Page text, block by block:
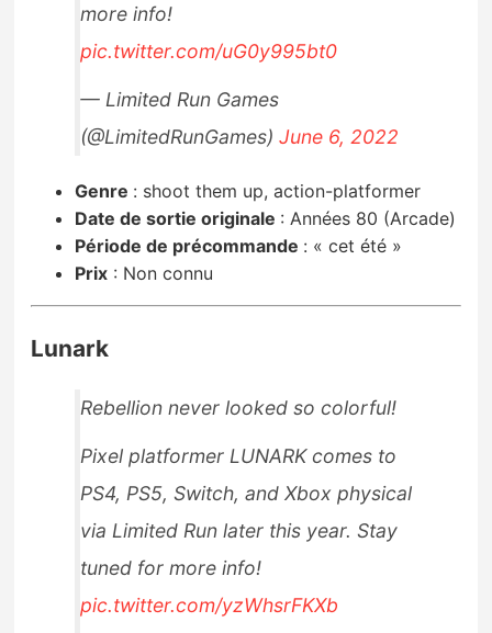
more info!
pic.twitter.com/uG0y995bt0
— Limited Run Games
(@LimitedRunGames)June 6, 2022
Genre : shoot them up, action-platformer
Date de sortie originale : Années 80 (Arcade)
Période de précommande : « cet été »
Prix : Non connu
Lunark
Rebellion never looked so colorful!
Pixel platformer LUNARK comes to
PS4, PS5, Switch, and Xbox physical
via Limited Run later this year. Stay
tuned for more info!
pic.twitter.com/yzWhsrFKXb